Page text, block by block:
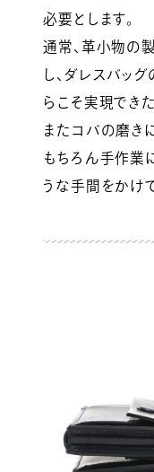
必要とします。
通常、革小物の
し、ダレスバッ
らこそ実現でき
またコバの磨き
もちろん手作業
うな手間をかけ